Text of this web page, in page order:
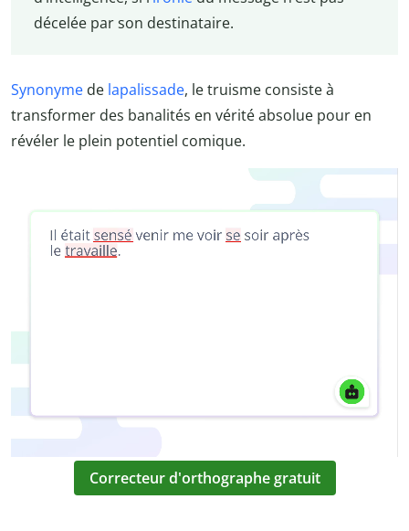
décelée par son destinataire.
Synonyme de lapalissade, le truisme consiste à
transformer des banalités en vérité absolue pour en
révéler le plein potentiel comique.
Correcteur d'orthographe gratuit